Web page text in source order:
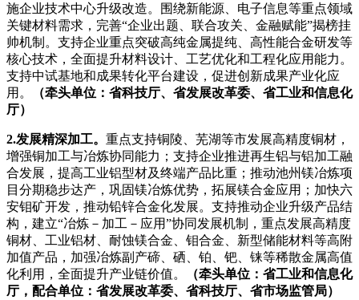
施企业技术中心升级改造。围绕新能源、电子信息等重点领域
关键材料需求，完善“企业出题、联合攻关、金融赋能”揭榜挂
帅机制。支持企业重点突破高纯金属提纯、高性能合金研发等
核心技术，全面提升材料设计、工艺优化和工程化应用能力。
支持中试基地和成果转化平台建设，促进创新成果产业化应
用。
（牵头单位：省科技厅、省发展改革委、省工业和信息化
厅）
2.发展精深加工。 重点支持铜陵、芜湖等市发展高精度铜材，
增强铜加工与冶炼协同能力；支持企业推进再生铝与铝加工融
合发展，提高工业铝型材及终端产品比重；推动池州镁冶炼项
目分期稳步达产，巩固镁冶炼优势，拓展镁合金应用；加快六
安钼矿开发，推动铅锌合金化发展。支持推动企业升级产品结
构，建立“冶炼－加工－应用”协同发展机制，重点发展高精度
铜材、工业铝材、耐蚀镁合金、钼合金、新型储能材料等高附
加值产品，加强冶炼副产碲、硒、铂、钯、铼等稀散金属高值
化利用，全面提升产业链价值。
（牵头单位：省工业和信息化
厅，配合单位：省发展改革委、省科技厅、省市场监管局）